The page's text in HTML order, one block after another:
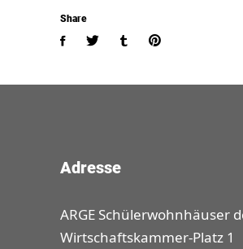
Share
Adresse
ARGE Schülerwohnhäuser
Wirtschaftskammer-Platz 1